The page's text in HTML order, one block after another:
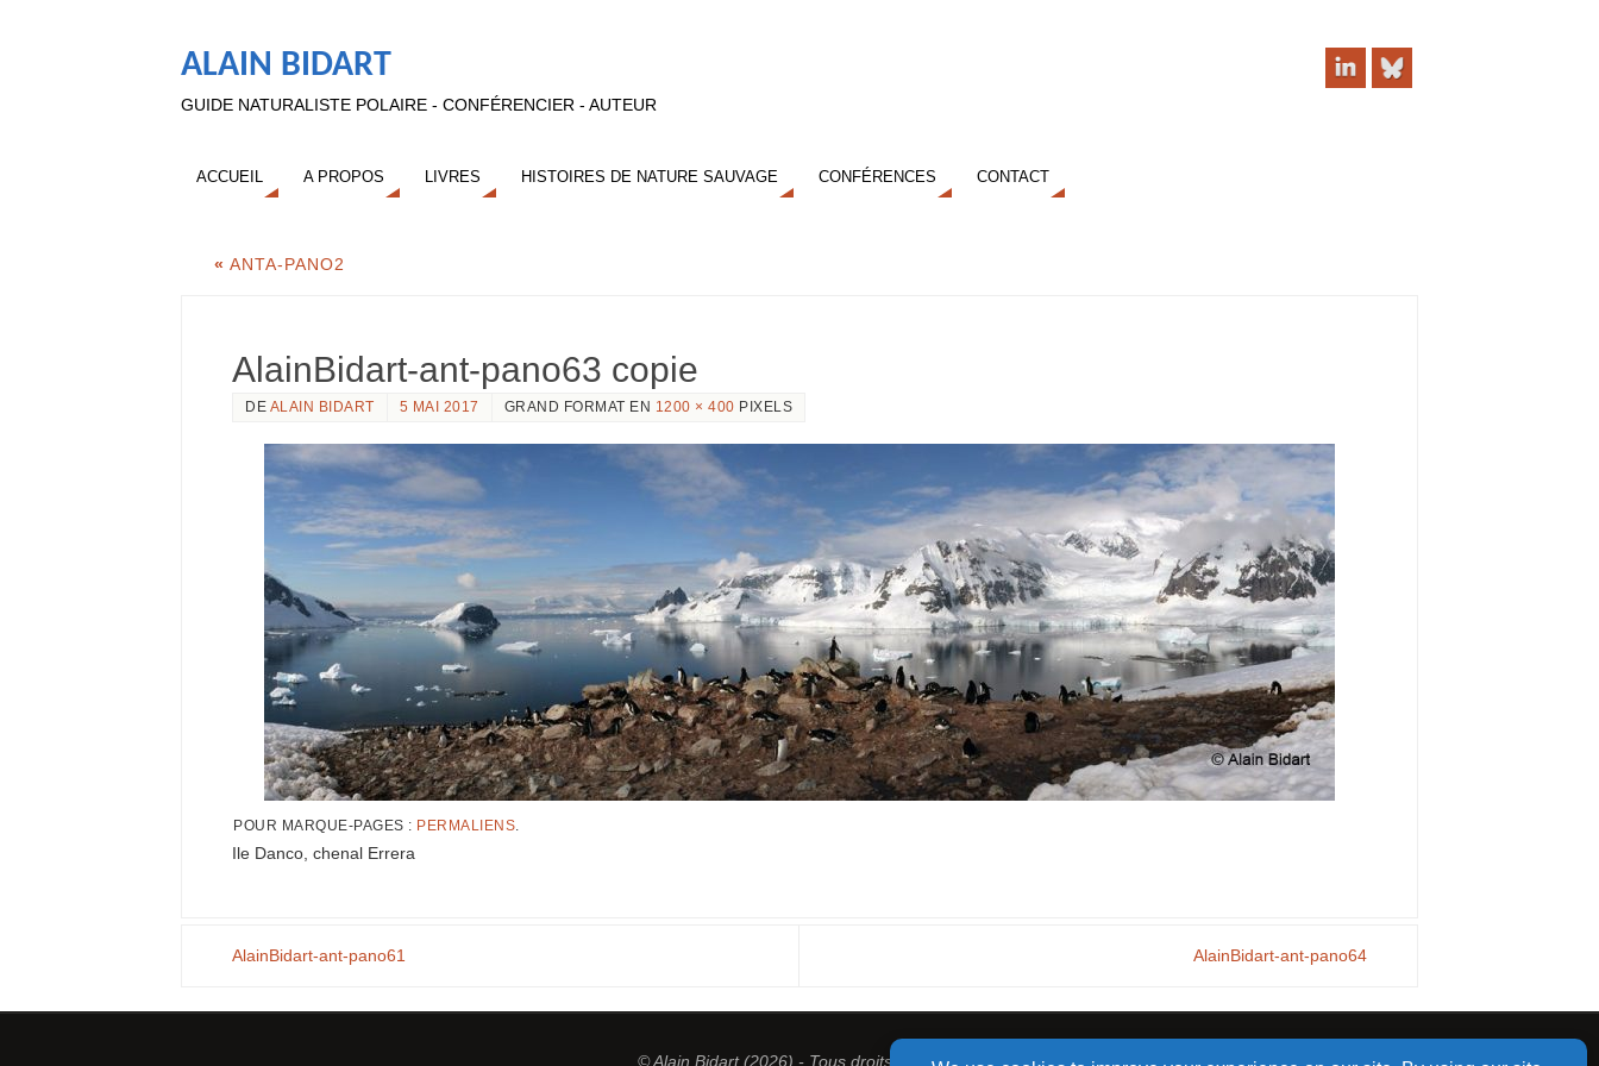
ALAIN BIDART
GUIDE NATURALISTE POLAIRE - CONFÉRENCIER - AUTEUR
ACCUEIL A PROPOS LIVRES HISTOIRES DE NATURE SAUVAGE CONFÉRENCES CONTACT
« ANTA-PANO2
AlainBidart-ant-pano63 copie
DE ALAIN BIDART 5 MAI 2017 GRAND FORMAT EN 1200 × 400 PIXELS
POUR MARQUE-PAGES : PERMALIENS
Ile Danco, chenal Errera
AlainBidart-ant-pano61 AlainBidart-ant-pano64
© Alain Bidart (2026) - Tous droits réservés